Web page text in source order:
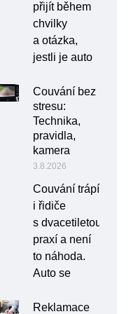
přijít během
chvilky
a otázka,
jestli je auto
Couvání bez
stresu:
Technika,
pravidla,
kamera
3.8.2026
Couvání trápí
i řidiče
s dvacetiletou
praxí a není
to náhoda.
Auto se
Reklamace